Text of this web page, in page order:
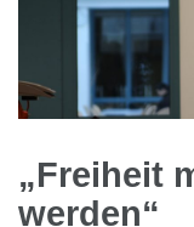
„Freiheit
werden“